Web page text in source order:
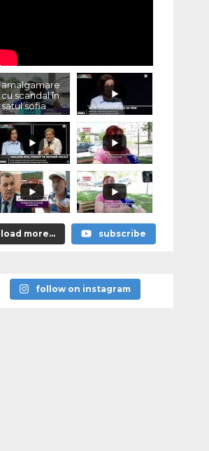
amalgamare
cu scandal în
satul sofia
load more... subscribe
follow on instagram